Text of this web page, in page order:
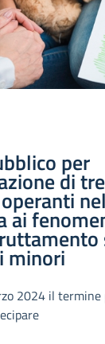
per
di
ai
minori
2024 il